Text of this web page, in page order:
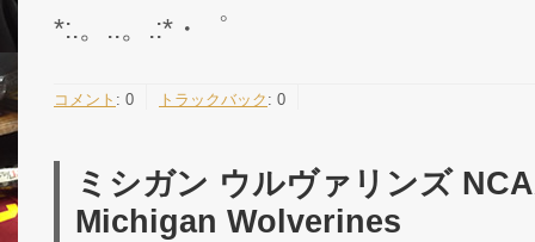
*:.。..。.:*・゜
コメント : 0 トラックバック : 0
ミシガン ウルヴァリンズ
Michigan Wolverines